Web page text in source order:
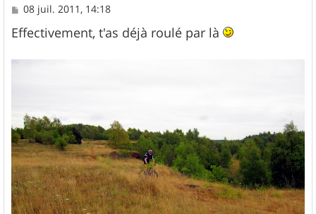
M
s
s
08 juil. 2011, 14:18
Effectivement, t'as déjà roulé par là